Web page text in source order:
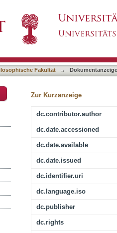
Fakultät → Dokumentanzeige
Zur Kurzanzeige
dc.contributor.author
dc.date.accessioned
dc.date.available
dc.date.issued
dc.identifier.uri
dc.language.iso
dc.publisher
dc.rights